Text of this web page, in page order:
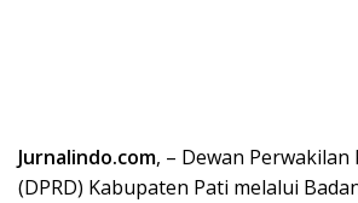
Jurnalindo.com, – Dewan Perwakilan
(DPRD) Kabupaten Pati melalui